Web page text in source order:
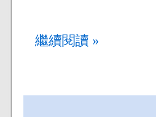
繼續閱讀 »